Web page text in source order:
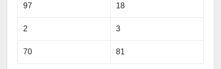
97 18
2 3
70 81